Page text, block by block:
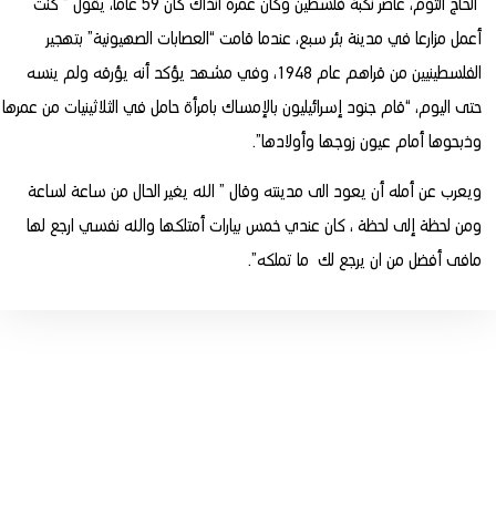
الحاج التوم، عاصر نكبة فلسطين وكان عمره آنذاك كان 59 عاما، يقول ” كنت
أعمل مزارعا في مدينة بئر سبع، عندما قامت “العصابات الصهيونية” بتهجير
الفلسطينيين من قراهم عام 1948، وفي مشهد يؤكد أنه يؤرقه ولم ينسه
حتى اليوم، “قام جنود إسرائيليون بالإمساك بامرأة حامل في الثلاثينيات من عمرها
وذبحوها أمام عيون زوجها وأولادها”.
ويعرب عن أمله أن يعود الى مدينته وقال ” الله يغير الحال من ساعة لساعة
ومن لحظة إلى لحظة ، كان عندي خمس بيارات أمتلكها والله نفسي ارجع لها
مافى أفضل من ان يرجع لك ما تملكه”.